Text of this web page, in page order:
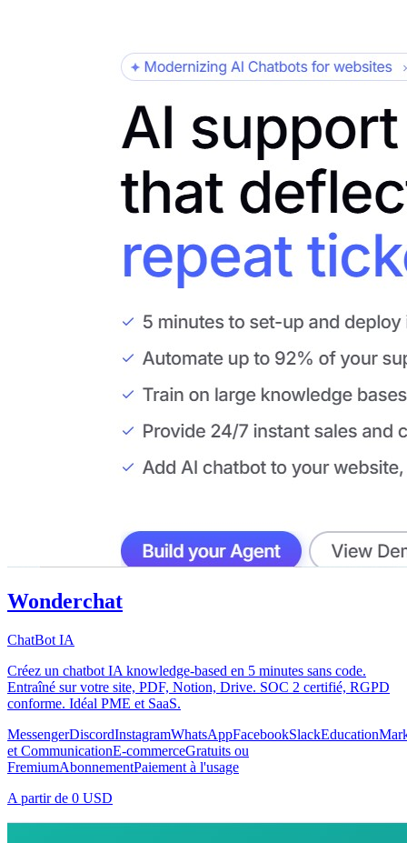
Wonderchat
ChatBot IA
Créez un chatbot IA knowledge-based en 5 minutes sans code.
Entraîné sur votre site, PDF, Notion, Drive. SOC 2 certifié, RGPD
conforme. Idéal PME et SaaS.
MessengerDiscordInstagramWhatsAppFacebookSlackEducation
et CommunicationE-commerceGratuits ou
FremiumAbonnementPaiement à l'usage
A partir de 0 USD